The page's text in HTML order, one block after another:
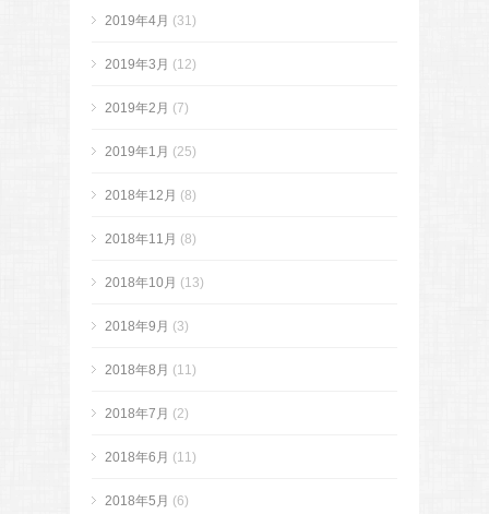
2019年4月 (31)
2019年3月 (12)
2019年2月 (7)
2019年1月 (25)
2018年12月 (8)
2018年11月 (8)
2018年10月 (13)
2018年9月 (3)
2018年8月 (11)
2018年7月 (2)
2018年6月 (11)
2018年5月 (6)